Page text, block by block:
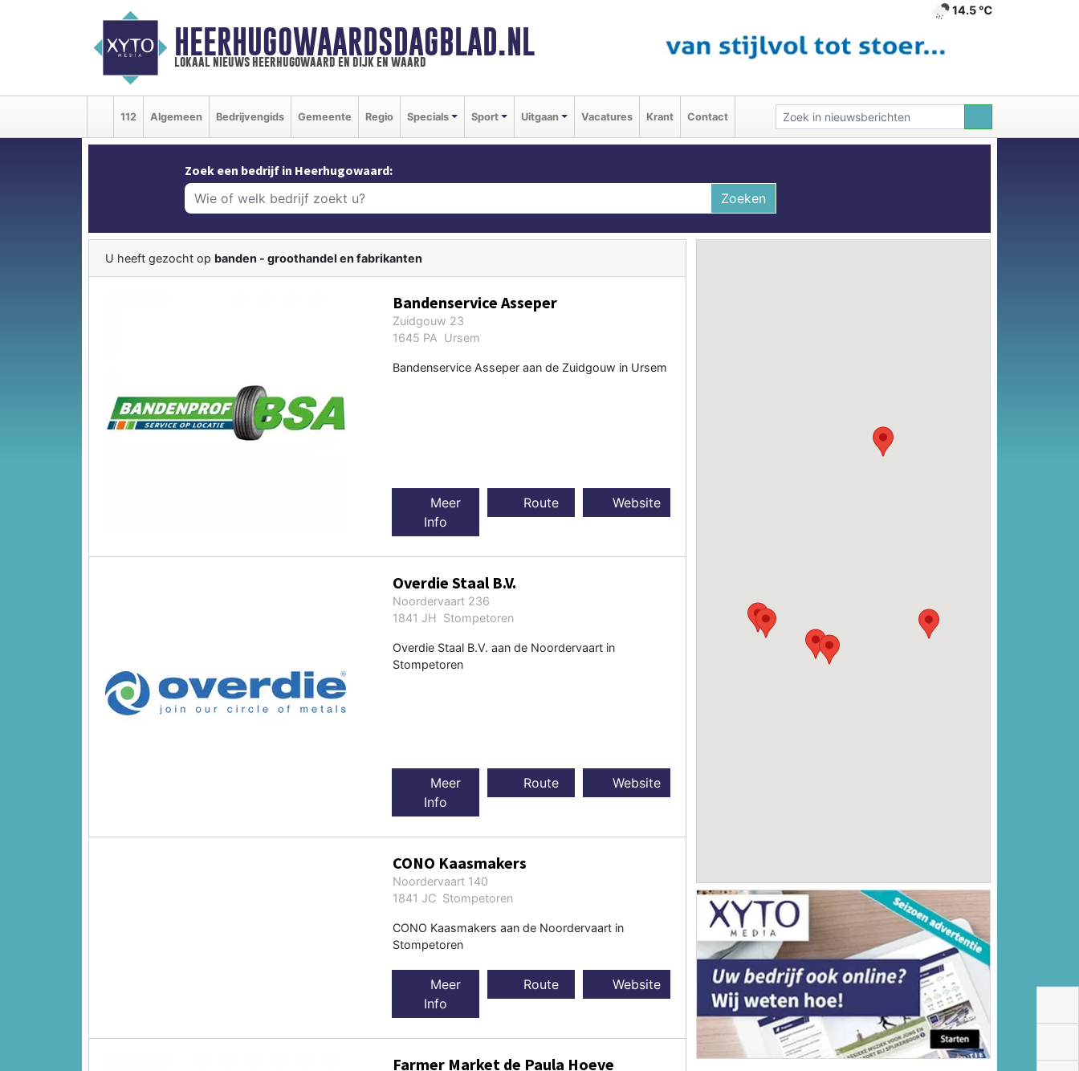
HEERHUGOWAARDSDAGBLAD.NL
lokaal nieuws heerhugowaard en dijk en waard
14.5 ℃
112 Algemeen Bedrijvengids Gemeente Regio Specials Sport Uitgaan Vacatures Krant Contact
Zoek een bedrijf in Heerhugowaard:
Zoeken
U heeft gezocht op banden - groothandel en fabrikanten
Bandenservice Asseper
Zuidgouw 23
1645 PA Ursem
Bandenservice Asseper aan de Zuidgouw in Ursem
Meer
Info
Route Website
Overdie Staal B.V.
Noordervaart 236
1841 JH Stompetoren
Overdie Staal B.V. aan de Noordervaart in
Stompetoren
Meer
Info
Route Website
CONO Kaasmakers
Noordervaart 140
1841 JC Stompetoren
CONO Kaasmakers aan de Noordervaart in
Stompetoren
Meer
Info
Route Website
Farmer Market de Paula Hoeve